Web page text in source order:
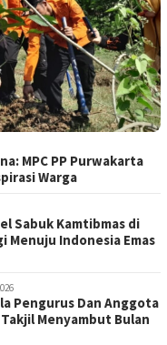
MPC PP Purwakarta
Warga
Sabuk Kamtibmas di
Menuju Indonesia Emas
Pengurus Dan Anggota
Menyambut Bulan